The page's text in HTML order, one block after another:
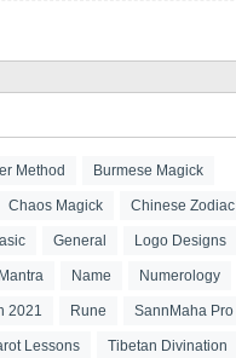
Method Burmese Magick
Chaos Magick Chinese Zodiac
General Logo Designs
Mantra Name Numerology
2021 Rune SannMaha Pro
Lessons Tibetan Divination